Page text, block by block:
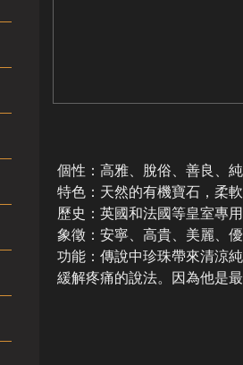
個性：高雅、脫俗、善良、純
特色：天然的有機寶石，柔
歷史：英國和法國等皇室專
象徵：安寧、高貴、美麗、優
功能：傳說中珍珠帶來清涼
緩解疼痛的說法。因為他是